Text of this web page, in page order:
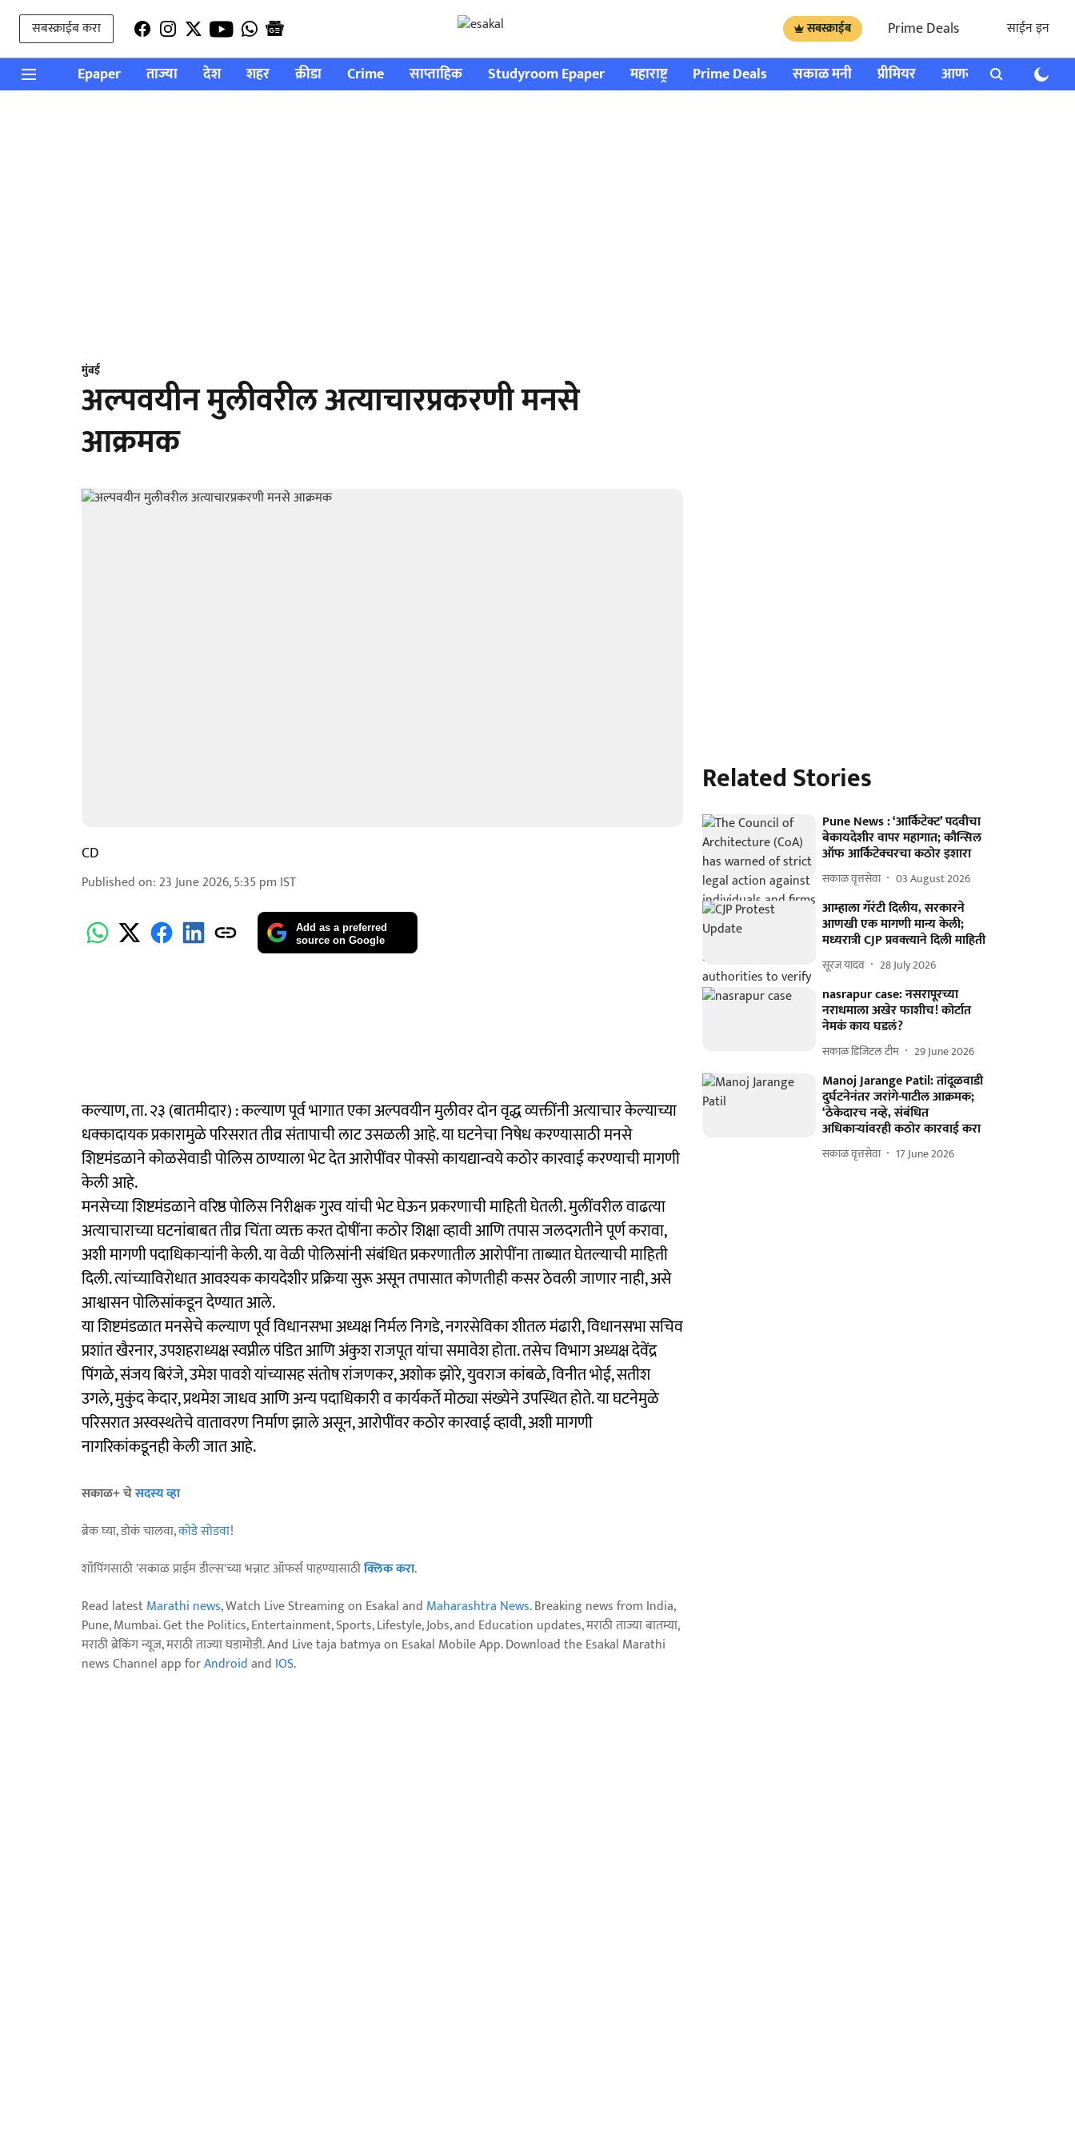
सबस्क्राईब करा सबस्क्राईब Prime Deals साईन इन
Epaper ताज्या देश शहर क्रीडा Crime साप्ताहिक Studyroom Epaper महाराष्ट्र Prime Deals सकाळ मनी प्रीमियर आणखी राशी भविष्य
मुंबई
अल्पवयीन मुलीवरील अत्याचारप्रकरणी मनसे
आक्रमक
CD
Published on: 23 June 2026, 5:35 pm IST
Add as a preferred
source on Google
कल्याण, ता. २३ (बातमीदार) : कल्याण पूर्व भागात एका अल्पवयीन मुलीवर दोन वृद्ध व्यक्तींनी अत्याचार केल्याच्या
धक्कादायक प्रकारामुळे परिसरात तीव्र संतापाची लाट उसळली आहे. या घटनेचा निषेध करण्यासाठी मनसे
शिष्टमंडळाने कोळसेवाडी पोलिस ठाण्याला भेट देत आरोपींवर पोक्सो कायद्यान्वये कठोर कारवाई करण्याची मागणी
केली आहे.
मनसेच्या शिष्टमंडळाने वरिष्ठ पोलिस निरीक्षक गुरव यांची भेट घेऊन प्रकरणाची माहिती घेतली. मुलींवरील वाढत्या
अत्याचाराच्या घटनांबाबत तीव्र चिंता व्यक्त करत दोषींना कठोर शिक्षा व्हावी आणि तपास जलदगतीने पूर्ण करावा,
अशी मागणी पदाधिकाऱ्यांनी केली. या वेळी पोलिसांनी संबंधित प्रकरणातील आरोपींना ताब्यात घेतल्याची माहिती
दिली. त्यांच्याविरोधात आवश्यक कायदेशीर प्रक्रिया सुरू असून तपासात कोणतीही कसर ठेवली जाणार नाही, असे
आश्वासन पोलिसांकडून देण्यात आले.
या शिष्टमंडळात मनसेचे कल्याण पूर्व विधानसभा अध्यक्ष निर्मल निगडे, नगरसेविका शीतल मंढारी, विधानसभा सचिव
प्रशांत खैरनार, उपशहराध्यक्ष स्वप्नील पंडित आणि अंकुश राजपूत यांचा समावेश होता. तसेच विभाग अध्यक्ष देवेंद्र
पिंगळे, संजय बिरंजे, उमेश पावशे यांच्यासह संतोष रांजणकर, अशोक झोरे, युवराज कांबळे, विनीत भोई, सतीश
उगले, मुकुंद केदार, प्रथमेश जाधव आणि अन्य पदाधिकारी व कार्यकर्ते मोठ्या संख्येने उपस्थित होते. या घटनेमुळे
परिसरात अस्वस्थतेचे वातावरण निर्माण झाले असून, आरोपींवर कठोर कारवाई व्हावी, अशी मागणी
नागरिकांकडूनही केली जात आहे.
सकाळ+ चेसदस्य व्हा
ब्रेक घ्या, डोकं चालवा,कोडे सोडवा!
शॉपिंगसाठी 'सकाळ प्राईम डील्स'च्या भन्नाट ऑफर्स पाहण्यासाठीक्लिक करा.
Read latestMarathi news, Watch Live Streaming on Esakal and Maharashtra News. Breaking news from India,
Pune, Mumbai. Get the Politics, Entertainment, Sports, Lifestyle, Jobs, and Education updates, मराठी ताज्या बातम्या,
मराठी ब्रेकिंग न्यूज, मराठी ताज्या घडामोडी. And Live taja batmya on Esakal Mobile App. Download the Esakal Marathi
news Channel app forAndroidand IOS.
Related Stories
Pune News : ‘आर्किटेक्ट’ पदवीचा
बेकायदेशीर वापर महागात; कौन्सिल
ऑफ आर्किटेक्चरचा कठोर इशारा
सकाळ वृत्तसेवा 03 August 2026
आम्हाला गॅरंटी दिलीय, सरकारने
आणखी एक मागणी मान्य केली;
मध्यरात्री CJP प्रवक्त्याने दिली माहिती
सूरज यादव 28 July 2026
nasrapur case: नसरापूरच्या
नराधमाला अखेर फाशीच! कोर्टात
नेमकं काय घडलं?
सकाळ डिजिटल टीम 29 June 2026
Manoj Jarange Patil: तांदूळवाडी
दुर्घटनेनंतर जरांगे-पाटील आक्रमक;
‘ठेकेदारच नव्हे, संबंधित
अधिकाऱ्यांवरही कठोर कारवाई करा
सकाळ वृत्तसेवा 17 June 2026